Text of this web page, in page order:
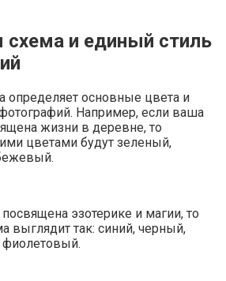
схема и единый стиль
определяет основные цвета и
Например, если ваша
жизни в деревне, то
цветами будут зеленый,
эзотерике и магии, то
выглядит так: синий, черный,